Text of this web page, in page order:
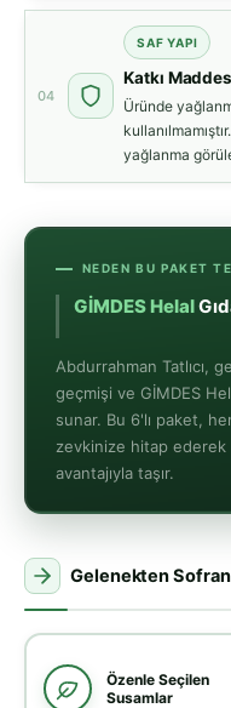
04
SAF YAPI
Katkı
Üründe
yağlanma
NEDEN BU PAKET
GİMDES Helal
Abdurrahman Tatlıcı,
geçmişi ve GİMDES
sunar. Bu 6'lı paket,
zevkinize hitap ederek
avantajıyla taşır.
Gelenekten
Özenle Seçilen
Susamlar